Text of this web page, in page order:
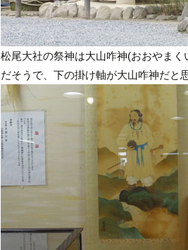
松尾大社の祭神は大山咋神(おおやま
だそうで、下の掛け軸が大山咋神だと